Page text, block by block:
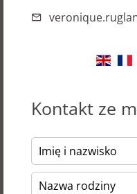
Kontakt ze